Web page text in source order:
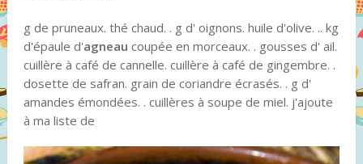
g de pruneaux. thé chaud. . g d' oignons. huile d'olive. .. kg
d'épaule d'agneau coupée en morceaux. . gousses d' ail.
cuillère à café de cannelle. cuillère à café de gingembre. .
dosette de safran. grain de coriandre écrasés. . g d'
amandes émondées. . cuillères à soupe de miel. j'ajoute
à ma liste de